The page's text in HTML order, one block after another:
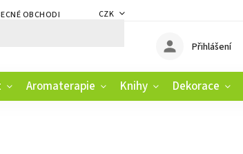
OBCHODNÍ PODMÍNKY
CZK
Přihlášení
Aromaterapie Knihy Dekorace